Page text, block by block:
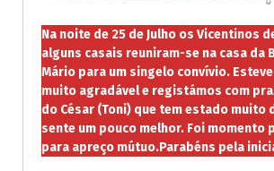
Na noite de 25 de Julho os Vicentinos
alguns casais reuniram-se na casa da
Mário para um singelo convívio.
muito agradável e registámos com
do César (Toni) que tem estado muito
sente um pouco melhor. Foi momento
para apreço mútuo.Parabéns pela